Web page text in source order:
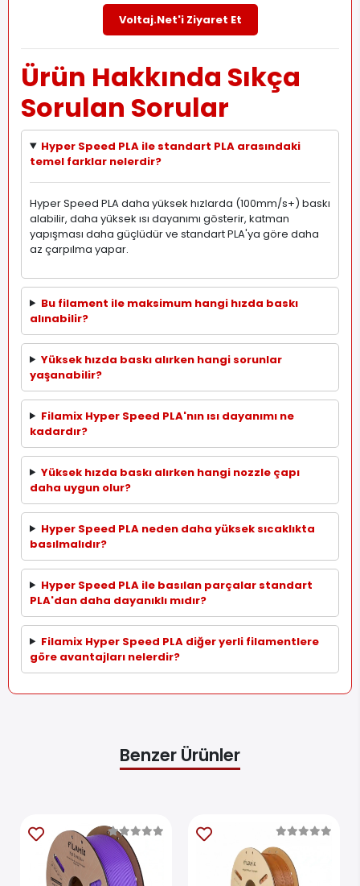
Voltaj.Net'i Ziyaret Et
Ürün Hakkında Sıkça
Sorulan Sorular
Hyper Speed PLA ile standart PLA arasındaki
temel farklar nelerdir?
Hyper Speed PLA daha yüksek hızlarda (100mm/s+) baskı
alabilir, daha yüksek ısı dayanımı gösterir, katman
yapışması daha güçlüdür ve standart PLA'ya göre daha
az çarpılma yapar.
Bu filament ile maksimum hangi hızda baskı
alınabilir?
Yüksek hızda baskı alırken hangi sorunlar
yaşanabilir?
Filamix Hyper Speed PLA'nın ısı dayanımı ne
kadardır?
Yüksek hızda baskı alırken hangi nozzle çapı
daha uygun olur?
Hyper Speed PLA neden daha yüksek sıcaklıkta
basılmalıdır?
Hyper Speed PLA ile basılan parçalar standart
PLA'dan daha dayanıklı mıdır?
Filamix Hyper Speed PLA diğer yerli filamentlere
göre avantajları nelerdir?
Benzer Ürünler